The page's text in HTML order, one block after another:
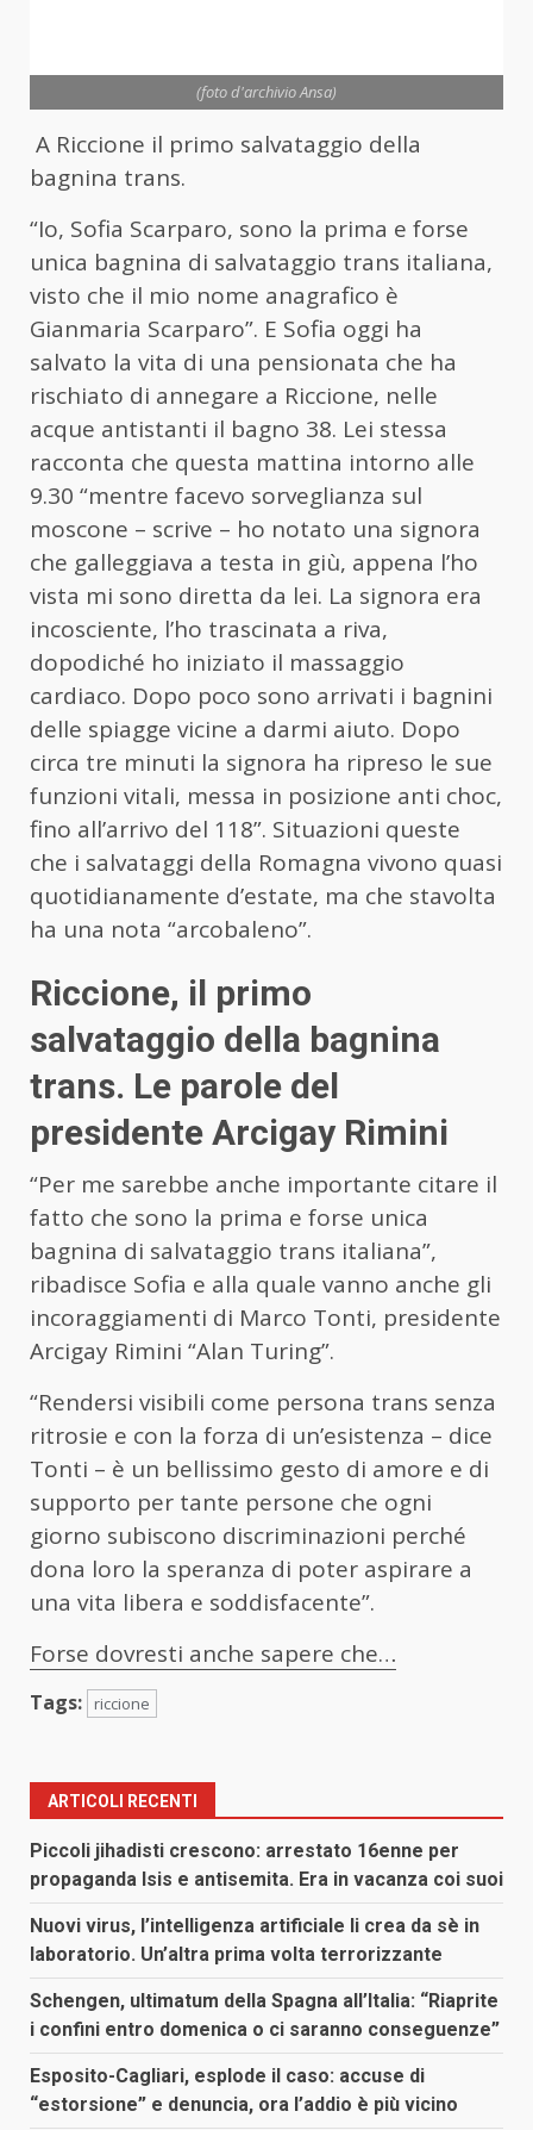
(foto d'archivio Ansa)
A Riccione il primo salvataggio della
bagnina trans.
“Io, Sofia Scarparo, sono la prima e forse
unica bagnina di salvataggio trans italiana,
visto che il mio nome anagrafico è
Gianmaria Scarparo”. E Sofia oggi ha
salvato la vita di una pensionata che ha
rischiato di annegare a Riccione, nelle
acque antistanti il bagno 38. Lei stessa
racconta che questa mattina intorno alle
9.30 “mentre facevo sorveglianza sul
moscone – scrive – ho notato una signora
che galleggiava a testa in giù, appena l’ho
vista mi sono diretta da lei. La signora era
incosciente, l’ho trascinata a riva,
dopodiché ho iniziato il massaggio
cardiaco. Dopo poco sono arrivati i bagnini
delle spiagge vicine a darmi aiuto. Dopo
circa tre minuti la signora ha ripreso le sue
funzioni vitali, messa in posizione anti choc,
fino all’arrivo del 118”. Situazioni queste
che i salvataggi della Romagna vivono quasi
quotidianamente d’estate, ma che stavolta
ha una nota “arcobaleno”.
Riccione, il primo
salvataggio della bagnina
trans. Le parole del
presidente Arcigay Rimini
“Per me sarebbe anche importante citare il
fatto che sono la prima e forse unica
bagnina di salvataggio trans italiana”,
ribadisce Sofia e alla quale vanno anche gli
incoraggiamenti di Marco Tonti, presidente
Arcigay Rimini “Alan Turing”.
“Rendersi visibili come persona trans senza
ritrosie e con la forza di un’esistenza – dice
Tonti – è un bellissimo gesto di amore e di
supporto per tante persone che ogni
giorno subiscono discriminazioni perché
dona loro la speranza di poter aspirare a
una vita libera e soddisfacente”.
Forse dovresti anche sapere che…
Tags: riccione
ARTICOLI RECENTI
Piccoli jihadisti crescono: arrestato 16enne per
propaganda Isis e antisemita. Era in vacanza coi suoi
Nuovi virus, l’intelligenza artificiale li crea da sè in
laboratorio. Un’altra prima volta terrorizzante
Schengen, ultimatum della Spagna all’Italia: “Riaprite
i confini entro domenica o ci saranno conseguenze”
Esposito-Cagliari, esplode il caso: accuse di
“estorsione” e denuncia, ora l’addio è più vicino